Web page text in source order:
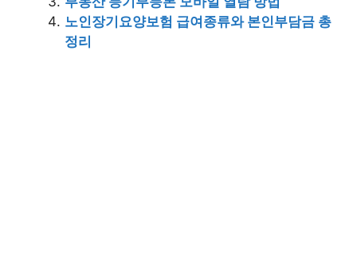
노인장기요양보험 급여종류와 본인부담금 총
정리